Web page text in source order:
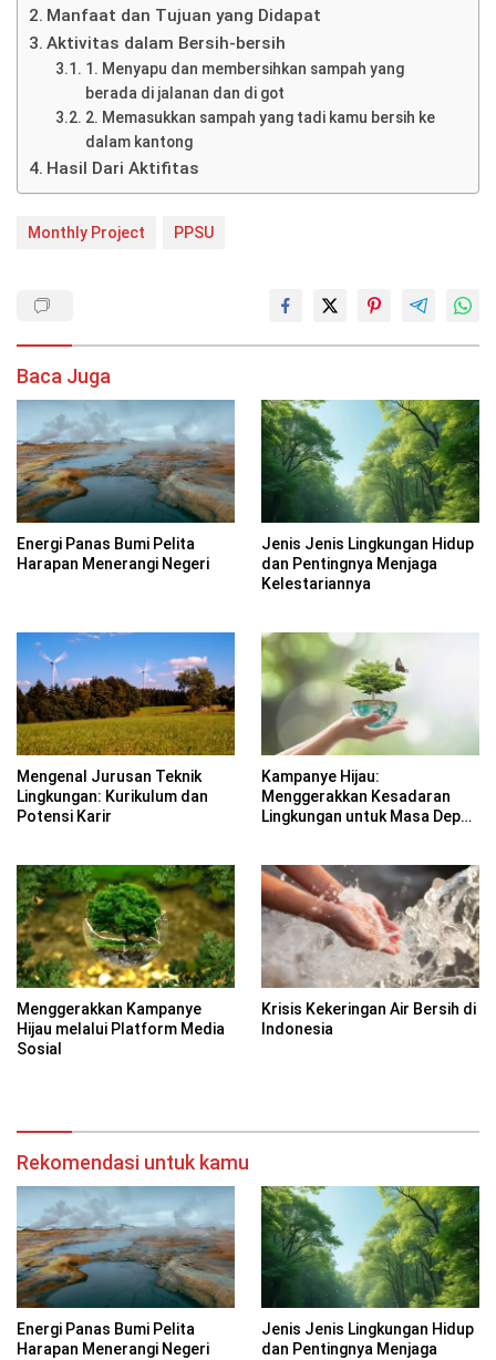
Manfaat dan Tujuan yang Didapat
Aktivitas dalam Bersih-bersih
1. Menyapu dan membersihkan sampah yang
berada di jalanan dan di got
2. Memasukkan sampah yang tadi kamu bersih ke
dalam kantong
Hasil Dari Aktifitas
Monthly Project PPSU
Baca Juga
Energi Panas Bumi Pelita
Harapan Menerangi Negeri
Jenis Jenis Lingkungan Hidup
dan Pentingnya Menjaga
Kelestariannya
Mengenal Jurusan Teknik
Lingkungan: Kurikulum dan
Potensi Karir
Kampanye Hijau:
Menggerakkan Kesadaran
Lingkungan untuk Masa Depan
Menggerakkan Kampanye
Hijau melalui Platform Media
Sosial
Krisis Kekeringan Air Bersih di
Indonesia
Rekomendasi untuk kamu
Energi Panas Bumi Pelita
Harapan Menerangi Negeri
Jenis Jenis Lingkungan Hidup
dan Pentingnya Menjaga